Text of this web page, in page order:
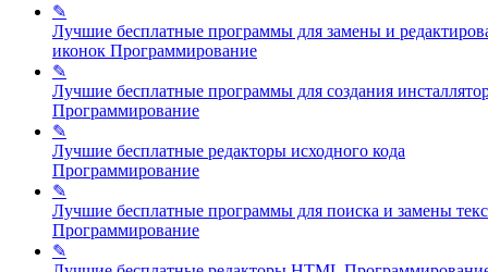
✎
Лучшие бесплатные программы для замены и
иконок Программирование
✎
Лучшие бесплатные программы для создания
Программирование
✎
Лучшие бесплатные редакторы исходного кода
Программирование
✎
Лучшие бесплатные программы для поиска и замены
Программирование
✎